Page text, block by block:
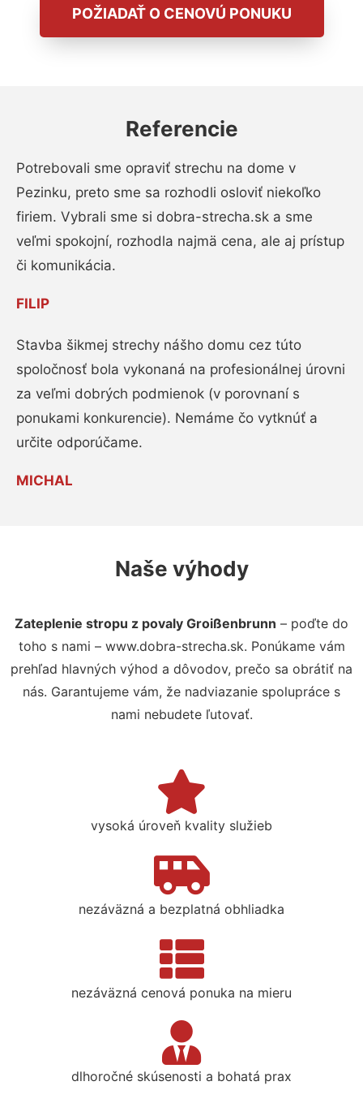
POŽIADAŤ O CENOVÚ PONUKU
Referencie
Potrebovali sme opraviť strechu na dome v
Pezinku, preto sme sa rozhodli osloviť niekoľko
firiem. Vybrali sme si dobra-strecha.sk a sme
veľmi spokojní, rozhodla najmä cena, ale aj prístup
či komunikácia.
FILIP
Stavba šikmej strechy nášho domu cez túto
spoločnosť bola vykonaná na profesionálnej úrovni
za veľmi dobrých podmienok (v porovnaní s
ponukami konkurencie). Nemáme čo vytknúť a
určite odporúčame.
MICHAL
Naše výhody
Zateplenie stropu z povaly Groißenbrunn – poďte do
toho s nami – www.dobra-strecha.sk. Ponúkame vám
prehľad hlavných výhod a dôvodov, prečo sa obrátiť na
nás. Garantujeme vám, že nadviazanie spolupráce s
nami nebudete ľutovať.
vysoká úroveň kvality služieb
nezáväzná a bezplatná obhliadka
nezáväzná cenová ponuka na mieru
dlhoročné skúsenosti a bohatá prax